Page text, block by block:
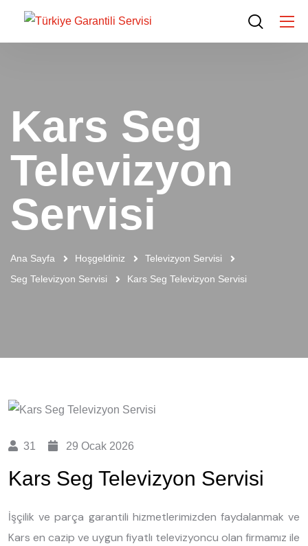
Kars Seg
Televizyon
Servisi
Ana Sayfa Hoşgeldiniz
Televizyon Servisi
Seg Televizyon Servisi
Kars Seg Televizyon Servisi
31 29 Ocak 2026
Kars Seg Televizyon Servisi
İşçilik ve parça garantili hizmetlerimizden faydalanmak ve
Kars en cazip ve uygun fiyatlı televizyoncu olan firmamız ile